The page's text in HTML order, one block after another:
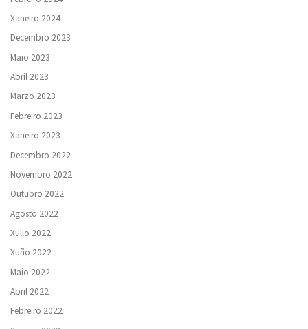
Xaneiro 2024
Decembro 2023
Maio 2023
Abril 2023
Marzo 2023
Febreiro 2023
Xaneiro 2023
Decembro 2022
Novembro 2022
Outubro 2022
Agosto 2022
Xullo 2022
Xuño 2022
Maio 2022
Abril 2022
Febreiro 2022